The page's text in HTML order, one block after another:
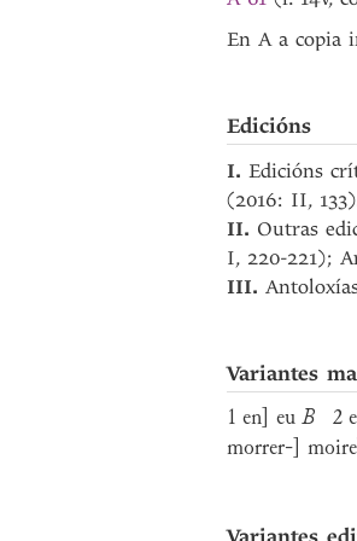
En A a copia
Edicións
I. Edicións
(2016: II,
II. Outras
I, 220-221);
III.
Variantes
1 en] eu B 2
morrer-]